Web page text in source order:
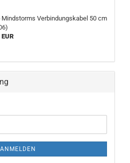
Mindstorms Verbindungskabel 50 cm
ANMELDEN